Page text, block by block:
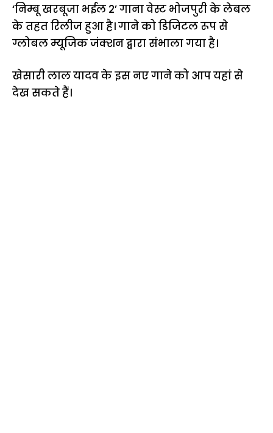
‘निम्बू खरबूजा भईल 2’ गाना वेस्ट भोजपुरी के लेबल
के तहत रिलीज हुआ है। गाने को डिजिटल रूप से
ग्लोबल म्यूजिक जंक्शन द्वारा संभाला गया है।
खेसारी लाल यादव के इस नए गाने को आप यहां से
देख सकते हैं।